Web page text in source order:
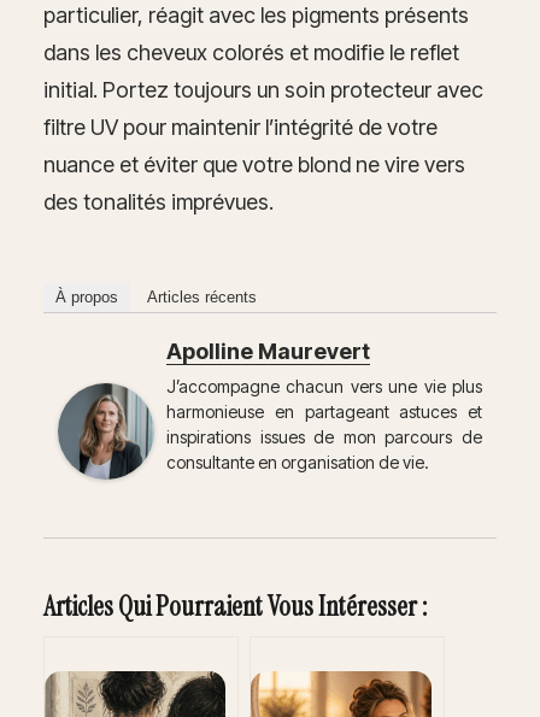
particulier, réagit avec les pigments présents
dans les cheveux colorés et modifie le reflet
initial. Portez toujours un soin protecteur avec
filtre UV pour maintenir l’intégrité de votre
nuance et éviter que votre blond ne vire vers
des tonalités imprévues.
À propos Articles récents
Apolline Maurevert
J’accompagne chacun vers une vie plus
harmonieuse en partageant astuces et
inspirations issues de mon parcours de
consultante en organisation de vie.
Articles Qui Pourraient Vous Intéresser :